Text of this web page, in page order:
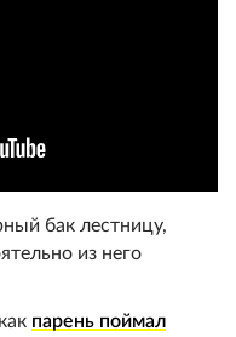
бак лестницу,
из него
парень поймал